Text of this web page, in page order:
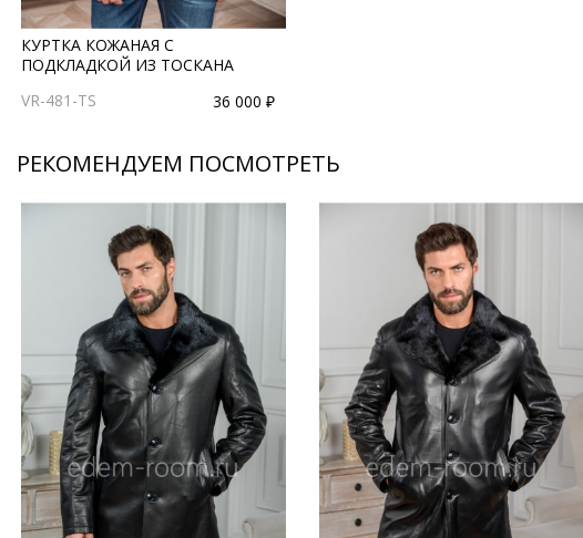
КУРТКА КОЖАНАЯ С
ПОДКЛАДКОЙ ИЗ ТОСКАНА
VR-481-TS
36 000 ₽
РЕКОМЕНДУЕМ ПОСМОТРЕТЬ